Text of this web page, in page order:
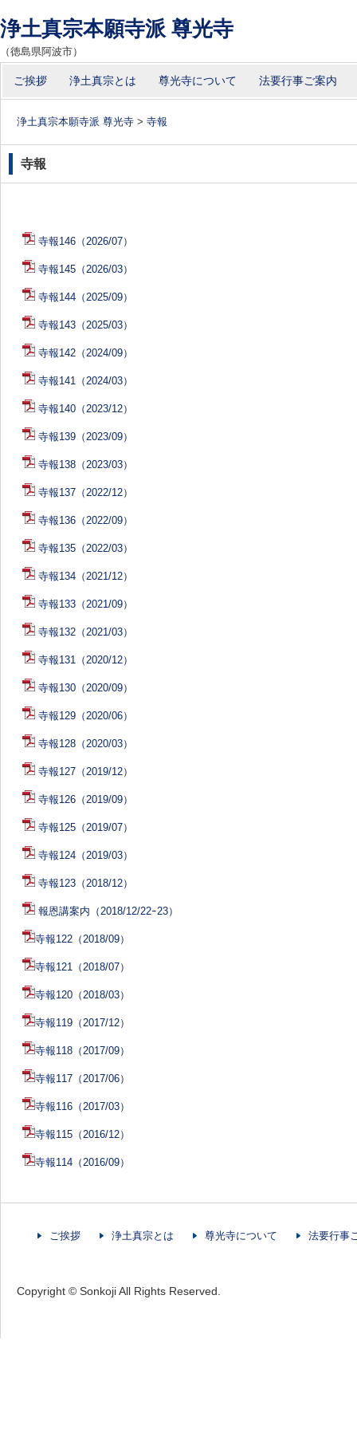
浄土真宗本願寺派 尊光寺
（徳島県阿波市）
メインメニュー
テ
ツ
へ
ご挨拶 浄土真宗とは 尊光寺について 法要行事ご案内
浄土真宗本願寺派 尊光寺 > 寺報
寺報
寺報146（2026/07）
寺報145（2026/03）
寺報144（2025/09）
寺報143（2025/03）
寺報142（2024/09）
寺報141（2024/03）
寺報140（2023/12）
寺報139（2023/09）
寺報138（2023/03）
寺報137（2022/12）
寺報136（2022/09）
寺報135（2022/03）
寺報134（2021/12）
寺報133（2021/09）
寺報132（2021/03）
寺報131（2020/12）
寺報130（2020/09）
寺報129（2020/06）
寺報128（2020/03）
寺報127（2019/12）
寺報126（2019/09）
寺報125（2019/07）
寺報124（2019/03）
寺報123（2018/12）
報恩講案内（2018/12/22ｰ23）
寺報122（2018/09）
寺報121（2018/07）
寺報120（2018/03）
寺報119（2017/12）
寺報118（2017/09）
寺報117（2017/06）
寺報116（2017/03）
寺報115（2016/12）
寺報114（2016/09）
ご挨拶 浄土真宗とは 尊光寺について 法要行事
Copyright © Sonkoji All Rights Reserved.